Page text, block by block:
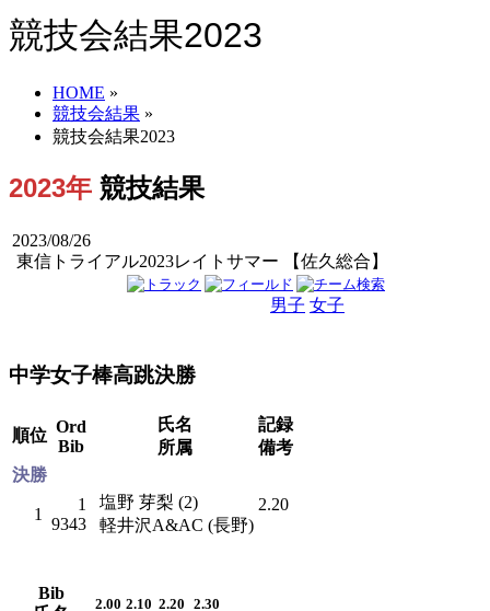
競技会結果2023
HOME »
競技会結果 »
競技会結果2023
2023年 競技結果
2023/08/26
東信トライアル2023レイトサマー 【佐久総合】
男子 女子
中学女子棒高跳決勝
順位 Ord
Bib
氏名
所属
記録
備考
決勝
1
1
9343
塩野 芽梨 (2)
軽井沢A&AC (長野)
2.20
Bib
2.00 2.10 2.20 2.30